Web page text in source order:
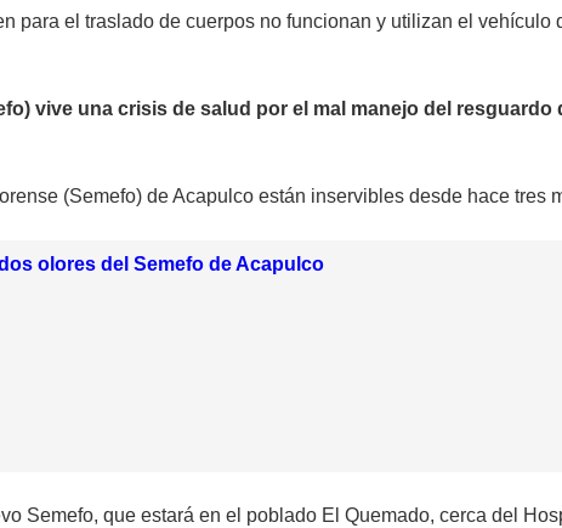
para el traslado de cuerpos no funcionan y utilizan el
vive una crisis de salud por el mal manejo del
(Semefo) de Acapulco están inservibles desde hace tres
olores del Semefo de Acapulco
Semefo, que estará en el poblado El Quemado, cerca del